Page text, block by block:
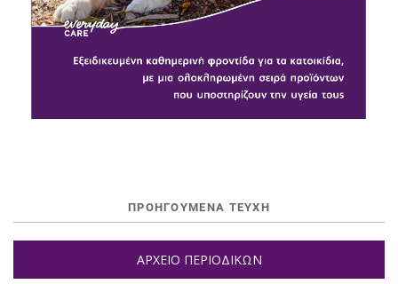
ΠΡΟΗΓΟΥΜΕΝΑ ΤΕΥΧΗ
ΑΡΧΕΙΟ ΠΕΡΙΟΔΙΚΩΝ